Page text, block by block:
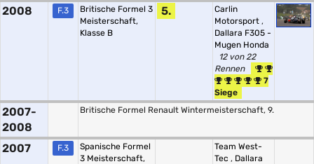
2008 F.3
Britische Formel 3
Meisterschaft,
Klasse B
5.
Carlin
Motorsport ,
Dallara F305 -
Mugen Honda
12 von 22
Rennen
7
Siege
2007-
2008
Britische Formel Renault Wintermeisterschaft, 9.
2007 F.3
Spanische Formel
3 Meisterschaft,
Team West-
Tec , Dallara